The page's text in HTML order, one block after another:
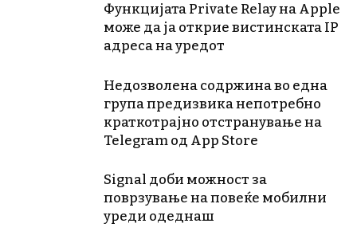
Функцијата Private Relay на Apple
може да ја открие вистинската IP
адреса на уредот
Недозволена содржина во една
група предизвика непотребно
краткотрајно отстранување на
Telegram од App Store
Signal доби можност за
поврзување на повеќе мобилни
уреди одеднаш